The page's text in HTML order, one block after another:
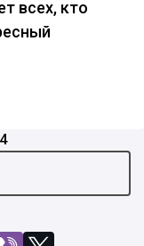
всех, кто